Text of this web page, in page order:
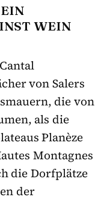
WEIN
von Salers
die von
als die
Planèze
Montagnes
die Dorfplätze
der